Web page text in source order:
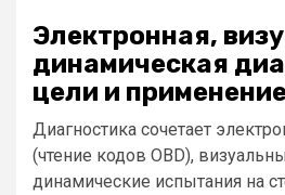
Электронная,
динамическая
цели и
Диагностика сочетает
(чтение кодов OBD),
динамические испытания на